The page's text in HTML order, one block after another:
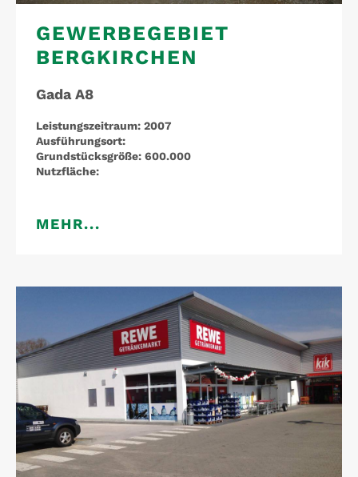
GEWERBEGEBIET
BERGKIRCHEN
Gada A8
Leistungszeitraum: 2007
Ausführungsort:
Grundstücksgröße: 600.000
Nutzfläche:
MEHR...